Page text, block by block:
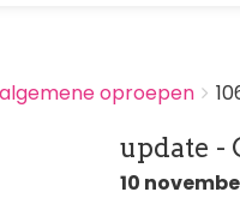
algemene oproepen
update -
10